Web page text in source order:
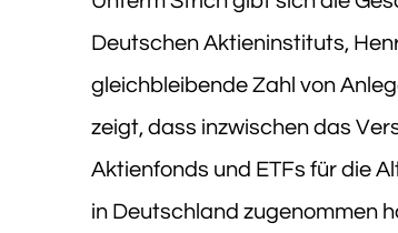
Deutschen Aktieninstituts,
gleichbleibende Zahl von
zeigt, dass inzwischen das
Aktienfonds und ETFs für die
in Deutschland zugenommen